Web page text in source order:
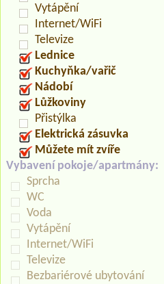
Vytápění
Internet/WiFi
Televize
Lednice
Kuchyňka/vařič
Nádobí
Lůžkoviny
Přistýlka
Elektrická zásuvka
Můžete mít zvíře
Vybavení pokoje/apartmány:
Sprcha
WC
Voda
Vytápění
Internet/WiFi
Televize
Bezbariérové ubytování